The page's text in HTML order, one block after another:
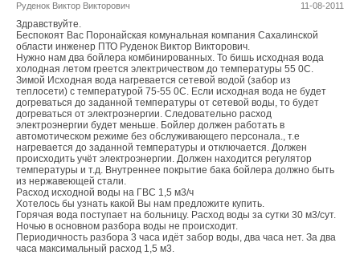
11-08-2011
Руденок Виктор Викторович
Здравствуйте.
Беспокоят Вас Поронайская комунальная компания Сахалинской
области инженер ПТО Руденок Виктор Викторович.
Нужно нам два бойлера комбинированных. То бишь исходная вода
холодная летом греется электричеством до температуры 55 0С.
Зимой Исходная вода нагревается сетевой водой (забор из
теплосети) с температурой 75-55 0С. Если исходная вода не будет
догреваться до заданной температуры от сетевой воды, то будет
догреваться от электроэнергии. Следовательно расход
электроэнергии будет меньше. Бойлер должен работать в
автомотическом режиме без обслуживающего персонала., т.е
нагревается до заданной температуры и отключается. Должен
происходить учёт электроэнергии. Должен находится регулятор
температуры и т.д. Внутреннее покрытие бака бойлера должно быть
из нержавеющей стали.
Расход исходной воды на ГВС 1,5 м3/ч
Хотелось бы узнать какой Вы нам предложите купить.
Горячая вода поступает на больницу. Расход воды за сутки 30 м3/сут.
Ночью в основном разбора воды не происходит.
Периодичность разбора 3 часа идёт забор воды, два часа нет. За два
часа максимальный расход 1,5 м3.